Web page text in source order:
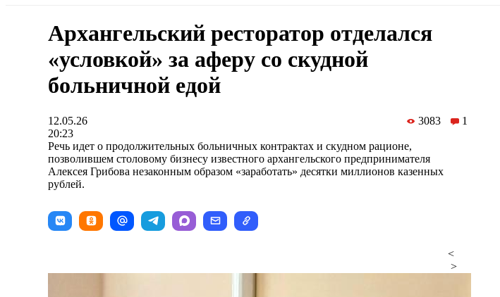
Архангельский ресторатор отделался
«условкой» за аферу со скудной
больничной едой
12.05.26
20:23
3083 1
Речь идет о продолжительных больничных контрактах и скудном рационе,
позволившем столовому бизнесу известного архангельского предпринимателя
Алексея Грибова незаконным образом «заработать» десятки миллионов казенных
рублей.
<
>